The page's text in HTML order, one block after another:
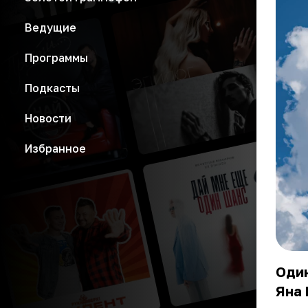
Ведущие
Программы
Подкасты
Новости
Избранное
Яна